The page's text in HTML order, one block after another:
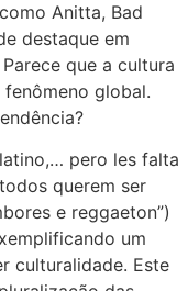
Anitta, Bad
destaque em
que a cultura
global.
pero les falta
querem ser
e reggaeton”)
um
culturalidade. Este